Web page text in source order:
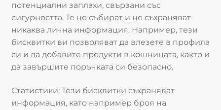
потенциални заплахи, свързани със
сигурността. Те не събират и не съхраняват
никаква лична информация. Например, тези
бисквитки ви позволяват да влезете в профила
си и да добавите продукти в кошницата, както и
да завършите поръчката си безопасно.
Статистики: Тези бисквитки съхраняват
информация, като например броя на